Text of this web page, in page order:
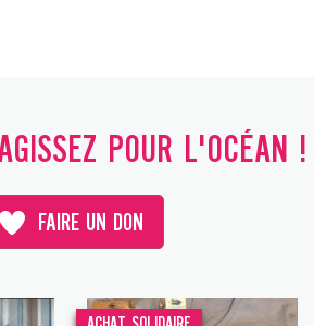
POUR L'OCÉAN !
FAIRE UN DON